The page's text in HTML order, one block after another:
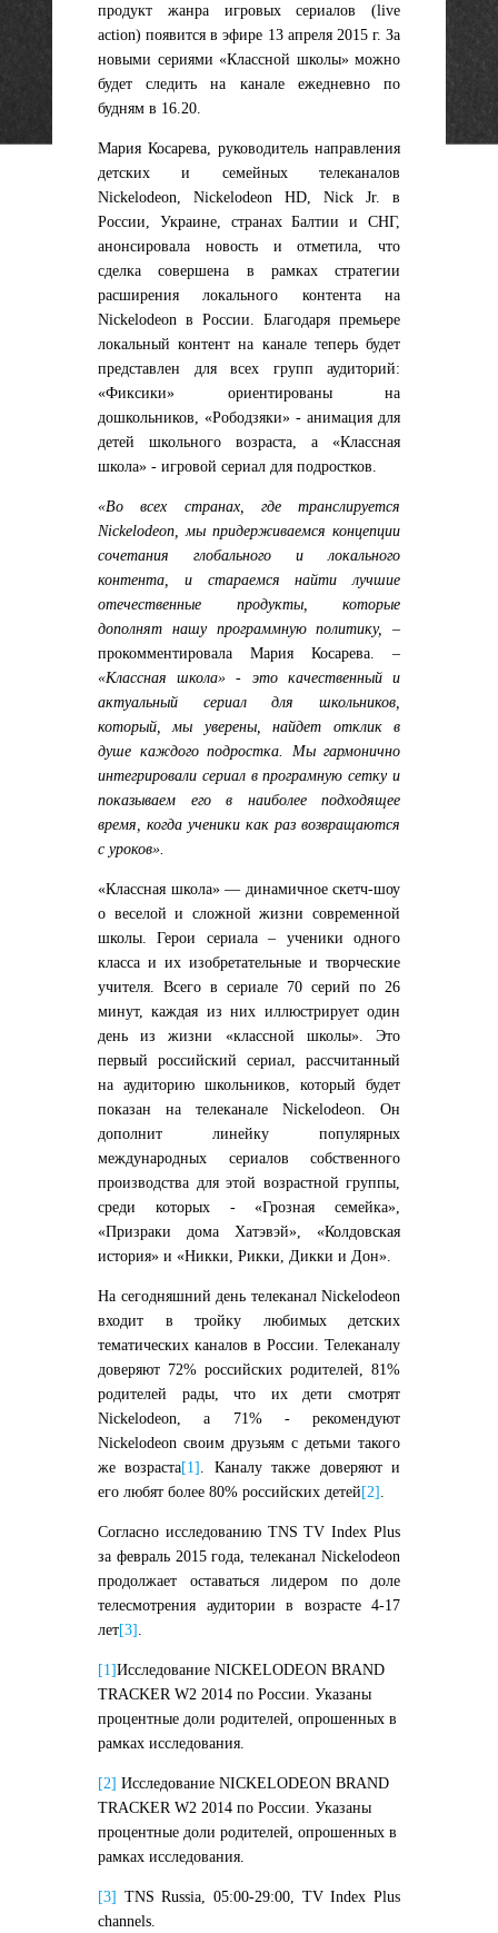
продукт жанра игровых сериалов (live
action) появится в эфире 13 апреля 2015 г. За
новыми сериями «Классной школы» можно
будет следить на канале ежедневно по
будням в 16.20.
Мария Косарева , руководитель направления
детских и семейных телеканалов
Nickelodeon, Nickelodeon HD, Nick Jr. в
России, Украине, странах Балтии и СНГ,
анонсировала новость и отметила, что
сделка совершена в рамках стратегии
расширения локального контента на
Nickelodeon в России. Благодаря премьере
локальный контент на канале теперь будет
представлен для всех групп аудиторий:
«Фиксики» ориентированы на
дошкольников, «Рободзяки» - анимация для
детей школьного возраста, а «Классная
школа» - игровой сериал для подростков.
«Во всех странах, где транслируется
Nickelodeon, мы придерживаемся концепции
сочетания глобального и локального
контента, и стараемся найти лучшие
отечественные продукты, которые
дополнят нашу программную политику, –
прокомментировала Мария Косарева.
–
«Классная школа» - это качественный и
актуальный сериал для школьников,
который, мы уверены, найдет отклик в
душе каждого подростка. Мы гармонично
интегрировали сериал в програмную сетку и
показываем его в наиболее подходящее
время, когда ученики как раз возвращаются
с уроков».
«Классная школа» — динамичное скетч-шоу
о веселой и сложной жизни современной
школы. Герои сериала – ученики одного
класса и их изобретательные и творческие
учителя. Всего в сериале 70 серий по 26
минут, каждая из них иллюстрирует один
день из жизни «классной школы». Это
первый российский сериал, рассчитанный
на аудиторию школьников, который будет
показан на телеканале Nickelodeon. Он
дополнит линейку популярных
международных сериалов собственного
производства для этой возрастной группы,
среди которых - «Грозная семейка»,
«Призраки дома Хатэвэй», «Колдовская
история» и «Никки, Рикки, Дикки и Дон».
На сегодняшний день телеканал Nickelodeon
входит в тройку любимых детских
тематических каналов в России. Телеканалу
доверяют 72% российских родителей, 81%
родителей рады, что их дети смотрят
Nickelodeon, а 71% - рекомендуют
Nickelodeon своим друзьям с детьми такого
же возраста[1] . Каналу также доверяют и
его любят более 80% российских детей[2]
Согласно исследованию TNS TV Index Plus
за февраль 2015 года, телеканал Nickelodeon
продолжает оставаться лидером по доле
телесмотрения аудитории в возрасте 4-17
лет[3]
[1]Исследование NICKELODEON BRAND
TRACKER W2 2014 по России. Указаны
процентные доли родителей, опрошенных в
рамках исследования.
[2] Исследование NICKELODEON BRAND
TRACKER W2 2014 по России. Указаны
процентные доли родителей, опрошенных в
рамках исследования.
[3] TNS Russia, 05:00-29:00, TV Index Plus
channels.